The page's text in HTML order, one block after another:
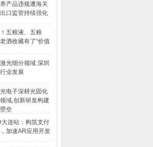
产品违规遭海关
口监管持续强化
五粮液、五粮
酒收藏有了“价值
光细分领域 深圳
业发展
电子深耕光固化
域,创新研发构建
垒
连站：构筑支付
加速AR应用开发